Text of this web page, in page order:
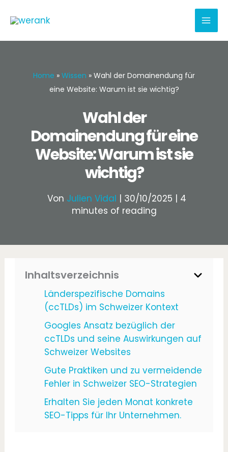
Inhalt
Home » Wissen » Wahl der Domainendung für
eine Website: Warum ist sie wichtig?
Wahl der
Domainendung für eine
Website: Warum ist sie
wichtig?
Von Julien Vidal | 30/10/2025 | 4
minutes of reading
Inhaltsverzeichnis
Länderspezifische Domains
(ccTLDs) im Schweizer Kontext
Googles Ansatz bezüglich der
ccTLDs und seine Auswirkungen auf
Schweizer Websites
Gute Praktiken und zu vermeidende
Fehler in Schweizer SEO-Strategien
Erhalten Sie jeden Monat konkrete
SEO-Tipps für Ihr Unternehmen.